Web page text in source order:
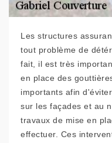
Les structures
tout problème de
fait, il est très
en place des
importants afin
sur les façades et au
travaux de mise en
effectuer. Ces